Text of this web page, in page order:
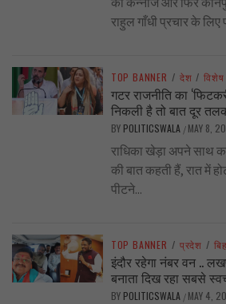
राहुल गाँधी प्रचार के
TOP BANNER / देश / विशेष
गटर राजनीति का
निकली है तो बात दूर
BY POLITICSWALA / MAY 8,
राधिका खेड़ा अपने साथ
की बात कहती हैं, रात में
पीटने...
TOP BANNER / प्रदेश /
इंदौर रहेगा नंबर वन ..
बनाता दिख रहा सबसे
BY POLITICSWALA / MAY 4,